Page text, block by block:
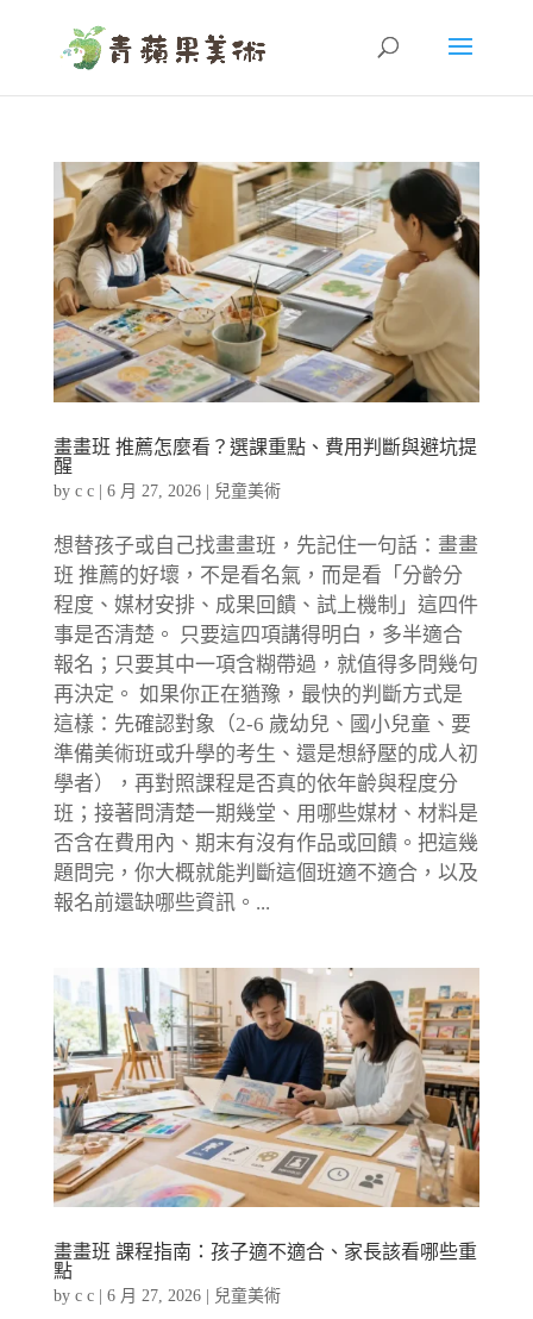
畫畫班 推薦怎麼看？選課重點、費用判斷與避坑提
醒
by c c| 6 月 27, 2026| 兒童美術
想替孩子或自己找畫畫班，先記住一句話：畫畫
班 推薦的好壞，不是看名氣，而是看「分齡分
程度、媒材安排、成果回饋、試上機制」這四件
事是否清楚。 只要這四項講得明白，多半適合
報名；只要其中一項含糊帶過，就值得多問幾句
再決定。 如果你正在猶豫，最快的判斷方式是
這樣：先確認對象（2-6 歲幼兒、國小兒童、要
準備美術班或升學的考生、還是想紓壓的成人初
學者），再對照課程是否真的依年齡與程度分
班；接著問清楚一期幾堂、用哪些媒材、材料是
否含在費用內、期末有沒有作品或回饋。把這幾
題問完，你大概就能判斷這個班適不適合，以及
報名前還缺哪些資訊。...
畫畫班 課程指南：孩子適不適合、家長該看哪些重
點
by c c| 6 月 27, 2026| 兒童美術